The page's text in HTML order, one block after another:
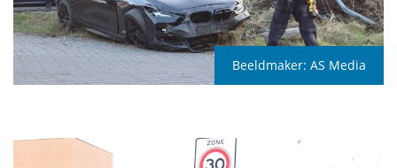
Beeldmaker: AS Media